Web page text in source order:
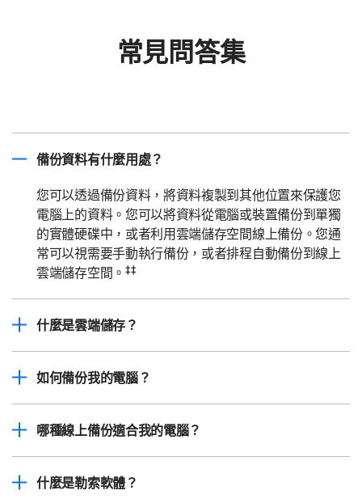
常見問答集
備份資料有什麼用處？
您可以透過備份資料，將資料複製到其他位置來保護您
電腦上的資料。您可以將資料從電腦或裝置備份到單獨
的實體硬碟中，或者利用雲端儲存空間線上備份。您通
常可以視需要手動執行備份，或者排程自動備份到線上
雲端儲存空間。 ‡‡
什麼是雲端儲存？
如何備份我的電腦？
哪種線上備份適合我的電腦？
什麼是勒索軟體？